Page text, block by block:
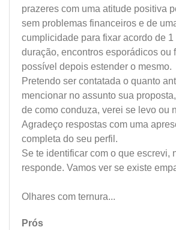
prazeres com uma atitude positiva
sem problemas financeiros e de
cumplicidade para fixar acordo de 1
duração, encontros esporádicos ou
possível depois estender o mesmo.
Pretendo ser contatada o quanto
mencionar no assunto sua
de como conduza, verei se levo ou
Agradeço respostas com uma
completa do seu perfil.
Se te identificar com o que escrevi,
responde. Vamos ver se existe
Olhares com ternura...
Prós